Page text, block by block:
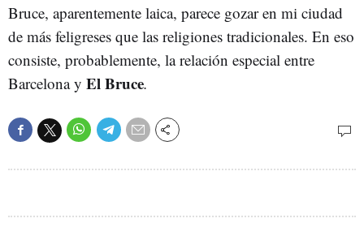
Bruce, aparentemente laica, parece gozar en mi ciudad
de más feligreses que las religiones tradicionales. En eso
consiste, probablemente, la relación especial entre
Barcelona y El Bruce.